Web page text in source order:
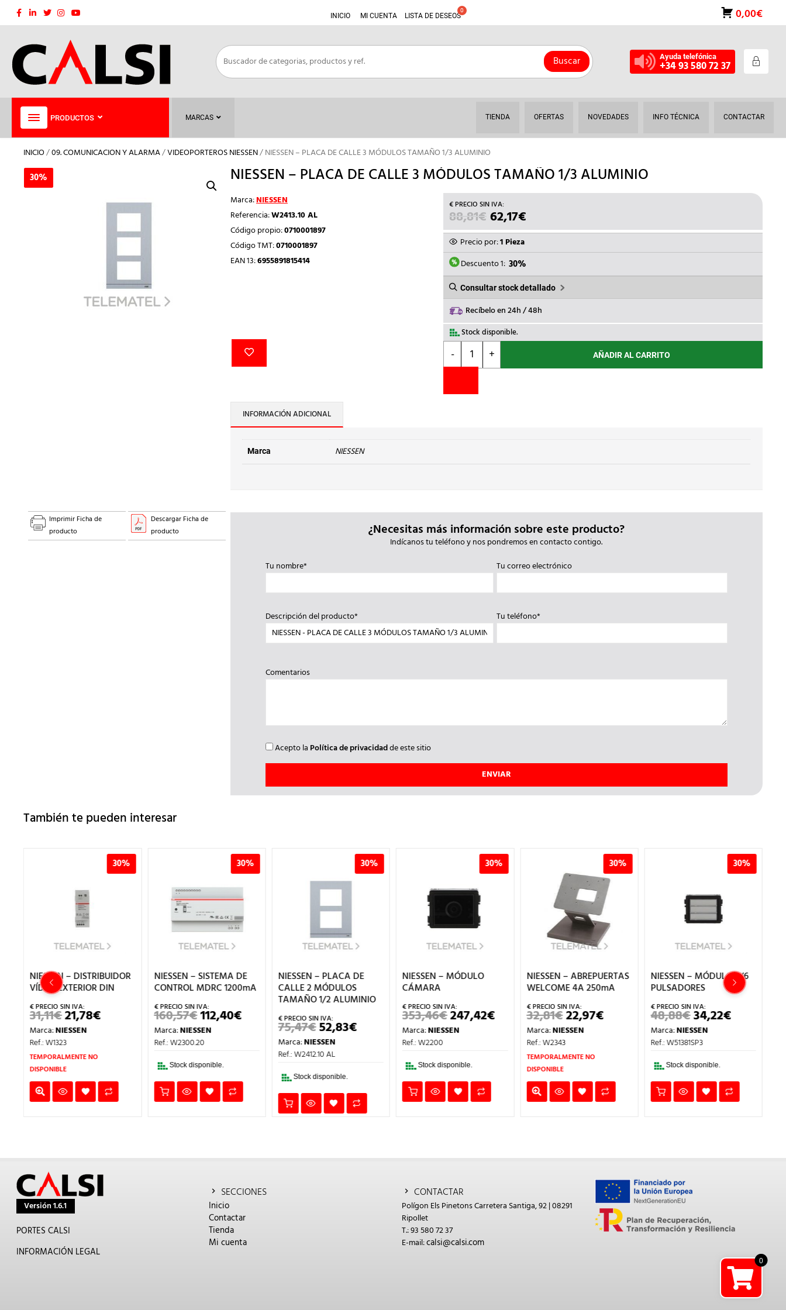
Saltar
INICIO MI CUENTA LISTA DE DESEOS 0,00€
Buscar Ayuda telefónica
+34 93 580 72 37
PRODUCTOS MARCAS TIENDA OFERTAS NOVEDADES INFO TÉCNICA CONTACTAR
INICIO/09. COMUNICACION Y ALARMA/VIDEOPORTEROS NIESSEN/ NIESSEN – PLACA DE CALLE 3 MÓDULOS TAMAÑO 1/3 ALUMINIO
30% NIESSEN – PLACA DE CALLE 3 MÓDULOS TAMAÑO 1/3 ALUMINIO
Marca:NIESSEN
Referencia:W2413.10 AL
Código propio:0710001897
Código TMT:0710001897
EAN 13:6955891815414
88,81€ EL
PRECIO
ORIGINAL
ERA:
88,81€.
62,17€EL
PRECIO
ES:
62,17€.
Precio por:1 Pieza
Descuento 1: 30%
Consultar stock detallado
Recíbelo en 24h / 48h
Stock disponible.
-
NIESSEN
PLACA
CALLE
+ AÑADIR AL CARRITO
INFORMACIÓN ADICIONAL
Marca NIESSEN
30%
Imprimir Ficha de
producto
Descargar Ficha de
producto
¿Necesitas más información sobre este producto?
Indícanos tu teléfono y nos pondremos en contacto contigo.
Tu nombre*
Tu correo electrónico
Descripción del producto* Tu teléfono*
Comentarios
Acepto la Política de privacidadde este sitio
También te pueden interesar
30%
NIESSEN – DISTRIBUIDOR
VÍDEO EXTERIOR DIN
31,11€EL
PRECIO
ORIGINAL
ERA:
31,11€.
21,78€EL
PRECIO
Marca:NIESSEN
Ref.: W1323
TEMPORALMENTE NO
DISPONIBLE
30%
NIESSEN – SISTEMA DE
CONTROL MDRC 1200mA
160,57€EL
PRECIO
ORIGINAL
ERA:
112,40€EL
PRECIO
ACTUAL
112,40€.
Marca:NIESSEN
Ref.: W2300.20
Stock disponible.
30%
NIESSEN – PLACA DE
CALLE 2 MÓDULOS
TAMAÑO 1/2 ALUMINIO
75,47€EL
PRECIO
ORIGINAL
ERA:
52,83€EL
PRECIO
Marca:NIESSEN
Ref.: W2412.10 AL
Stock disponible.
30%
NIESSEN – MÓDULO
CÁMARA
353,46€EL
PRECIO
ORIGINAL
247,42€EL
PRECIO
ACTUAL
247,42€.
Marca:NIESSEN
Ref.: W2200
Stock disponible.
30%
NIESSEN – ABREPUERTAS
WELCOME 4A 250mA
32,81€EL
PRECIO
ORIGINAL
ERA:
32,81€.
22,97€EL
PRECIO
Marca:NIESSEN
Ref.: W2343
TEMPORALMENTE NO
DISPONIBLE
30%
NIESSEN – MÓDULO 3/6
PULSADORES
48,88€EL
PRECIO
ORIGINAL
ERA:
34,22€EL
PRECIO
Marca:NIESSEN
Ref.: W51381SP3
Stock disponible.
Versión 1.6.1
PORTES CALSI
INFORMACIÓN LEGAL
SECCIONES
Inicio
Contactar
Tienda
Mi cuenta
CONTACTAR
Polígon Els Pinetons Carretera Santiga, 92 | 08291
Ripollet
T.: 93 580 72 37
E-mail:calsi@calsi.com
0